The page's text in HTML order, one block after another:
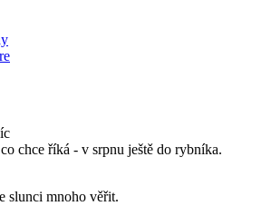
chce říká - v srpnu ještě do rybníka.
slunci mnoho věřit.